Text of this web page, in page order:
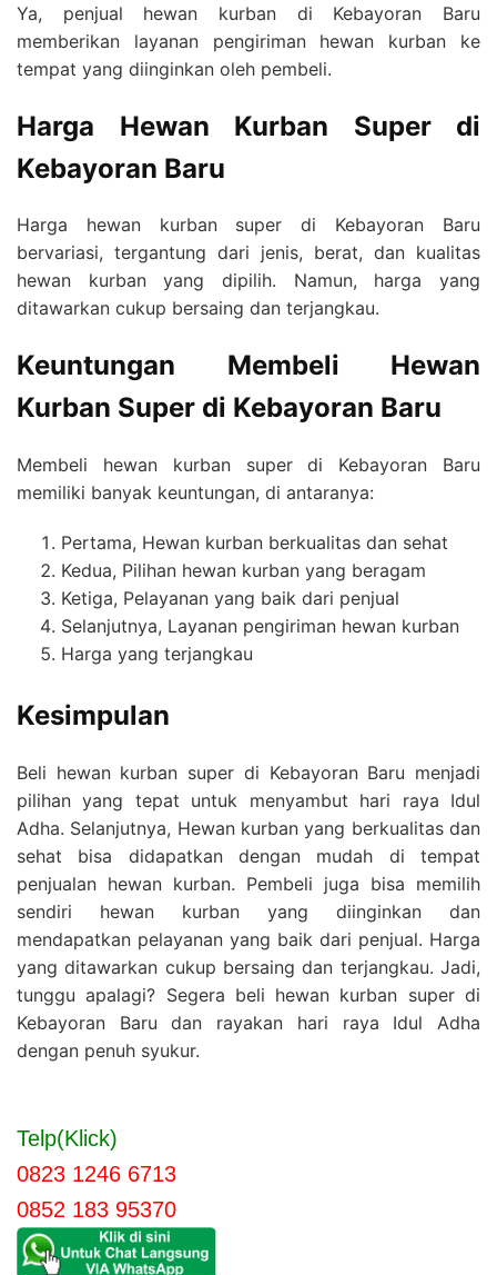
Ya, penjual hewan kurban di Kebayoran Baru
memberikan layanan pengiriman hewan kurban ke
tempat yang diinginkan oleh pembeli.
Harga Hewan Kurban Super di
Kebayoran Baru
Harga hewan kurban super di Kebayoran Baru
bervariasi, tergantung dari jenis, berat, dan kualitas
hewan kurban yang dipilih. Namun, harga yang
ditawarkan cukup bersaing dan terjangkau.
Keuntungan Membeli Hewan
Kurban Super di Kebayoran Baru
Membeli hewan kurban super di Kebayoran Baru
memiliki banyak keuntungan, di antaranya:
Pertama, Hewan kurban berkualitas dan sehat
Kedua, Pilihan hewan kurban yang beragam
Ketiga, Pelayanan yang baik dari penjual
Selanjutnya, Layanan pengiriman hewan kurban
Harga yang terjangkau
Kesimpulan
Beli hewan kurban super di Kebayoran Baru menjadi
pilihan yang tepat untuk menyambut hari raya Idul
Adha. Selanjutnya, Hewan kurban yang berkualitas dan
sehat bisa didapatkan dengan mudah di tempat
penjualan hewan kurban. Pembeli juga bisa memilih
sendiri hewan kurban yang diinginkan dan
mendapatkan pelayanan yang baik dari penjual. Harga
yang ditawarkan cukup bersaing dan terjangkau. Jadi,
tunggu apalagi? Segera beli hewan kurban super di
Kebayoran Baru dan rayakan hari raya Idul Adha
dengan penuh syukur.
Telp(Klick)
0823 1246 6713
0852 183 95370